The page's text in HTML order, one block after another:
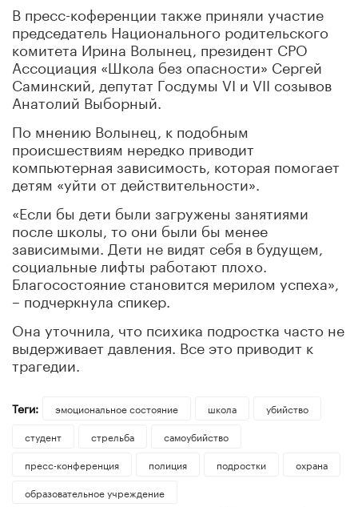
В пресс-коференции также приняли участие
председатель Национального родительского
комитета Ирина Волынец, президент СРО
Ассоциация «Школа без опасности» Сергей
Саминский, депутат Госдумы VI и VII созывов
Анатолий Выборный.
По мнению Волынец, к подобным
происшествиям нередко приводит
компьютерная зависимость, которая помогает
детям «уйти от действительности».
«Если бы дети были загружены занятиями
после школы, то они были бы менее
зависимыми. Дети не видят себя в будущем,
социальные лифты работают плохо.
Благосостояние становится мерилом успеха»,
– подчеркнула спикер.
Она уточнила, что психика подростка часто не
выдерживает давления. Все это приводит к
трагедии.
Теги: эмоциональное состояние школа
убийство
студент
стрельба
самоубийство
пресс-конференция
полиция подростки
охрана
образовательное учреждение